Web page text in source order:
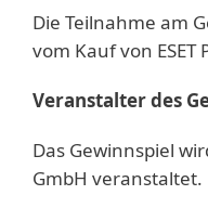
Die Teilnahme am
vom Kauf von ESET
Veranstalter des
Das Gewinnspiel
GmbH veranstaltet.